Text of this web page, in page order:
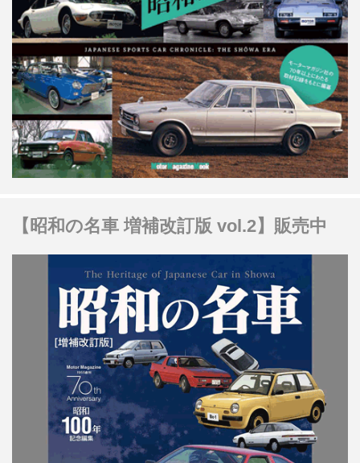
【昭和の名車 増補改訂版 vol.2】販売中